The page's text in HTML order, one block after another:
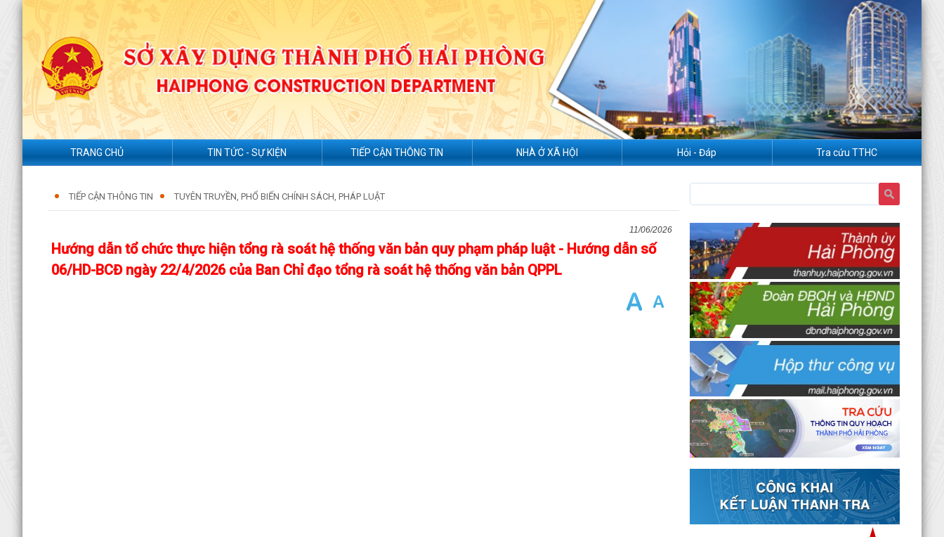
TRANG CHỦ TIN TỨC - SỰ KIỆN TIẾP CẬN THÔNG TIN NHÀ Ở XÃ HỘI Hỏi - Đáp Tra cứu TTHC
TIẾP CẬN THÔNG TIN TUYÊN TRUYỀN, PHỔ BIẾN CHÍNH SÁCH, PHÁP LUẬT
11/06/2026
Hướng dẫn tổ chức thực hiện tổng rà soát hệ thống văn bản quy phạm pháp luật - Hướng dẫn số
06/HD-BCĐ ngày 22/4/2026 của Ban Chỉ đạo tổng rà soát hệ thống văn bản QPPL